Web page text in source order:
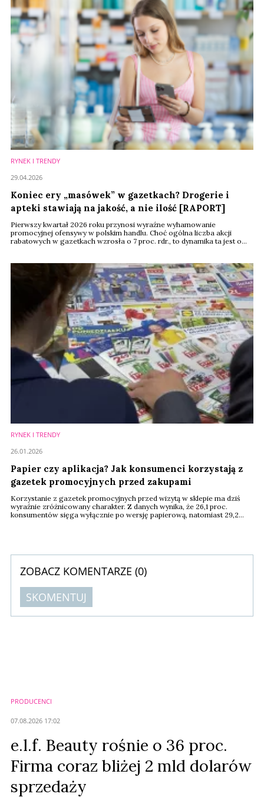
RYNEK I TRENDY
Koniec ery „masówek” w gazetkach? Drogerie i
apteki stawiają na jakość, a nie ilość [RAPORT]
Pierwszy kwartał 2026 roku przynosi wyraźne wyhamowanie
promocyjnej ofensywy w polskim handlu. Choć ogólna liczba akcji
rabatowych w gazetkach wzrosła o 7 proc. rdr., to dynamika ta jest o
najmocniej „ścięły” liczbę tradycyjnych promocji, stawiając na
precyzyjne uderzenia zamiast ...
29.04.2026
RYNEK I TRENDY
Papier czy aplikacja? Jak konsumenci korzystają z
gazetek promocyjnych przed zakupami
Korzystanie z gazetek promocyjnych przed wizytą w sklepie ma dziś
wyraźnie zróżnicowany charakter. Z danych wynika, że 26,1 proc.
konsumentów sięga wyłącznie po wersję papierową, natomiast 29,2
26.01.2026
ZOBACZ KOMENTARZE (0)
SKOMENTUJ
PRODUCENCI
07.08.2026 17:02
e.l.f. Beauty rośnie o 36 proc.
Firma coraz bliżej 2 mld dolarów
sprzedaży